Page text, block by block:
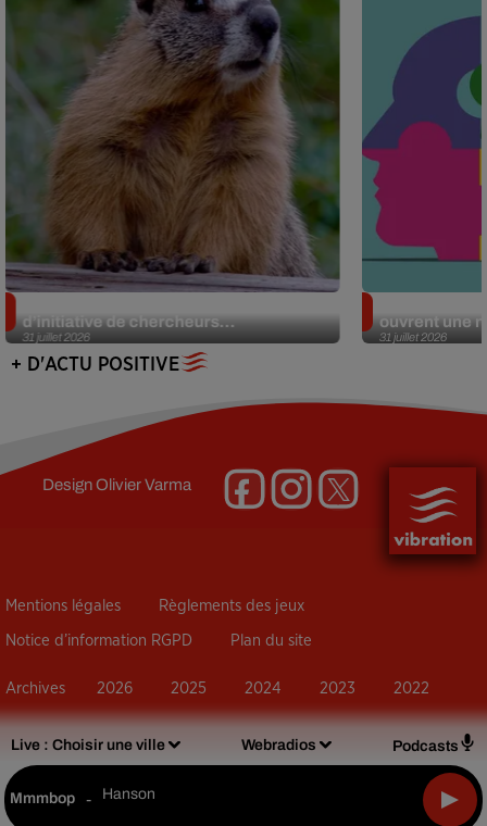
Live : Choisir une ville Webradios Podcasts
Mmmbop - Hanson
31 juillet 2026
d’initiative de chercheurs...
31 juillet 2026
ouvrent une
+ D'ACTU POSITIVE
DesignOlivier Varma
Mentions légales Règlements des jeux
Notice d’information RGPD Plan du site
Archives 2026 2025 2024 2023 2022